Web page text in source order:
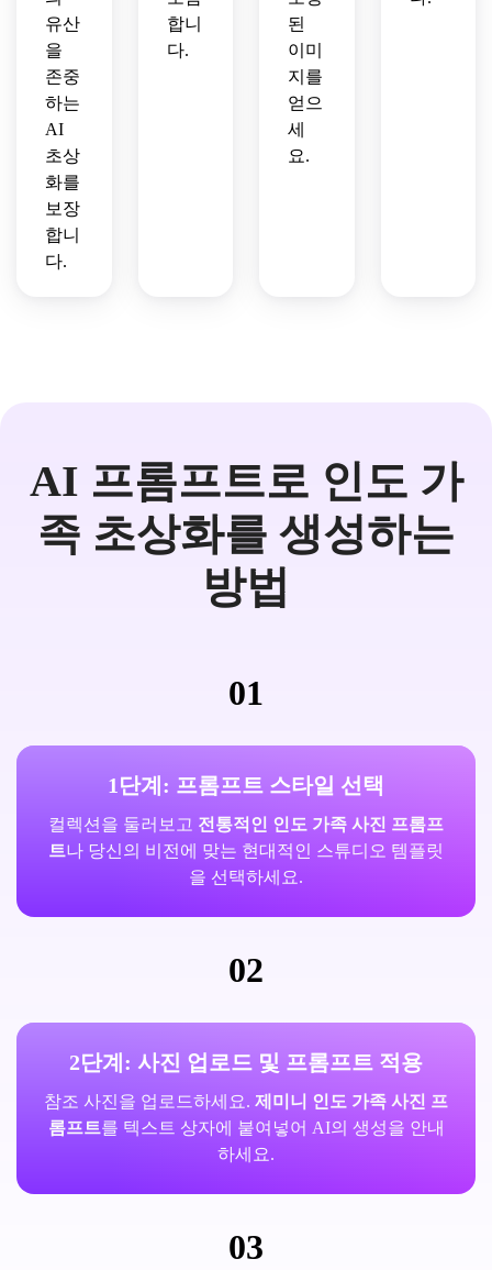
유산
을
존중
하는
AI
초상
화를
보장
합니
다.
합니
다.
된
이미
지를
얻으
세
요.
AI 프롬프트로 인도 가
족 초상화를 생성하는
방법
01
1단계: 프롬프트 스타일 선택
컬렉션을 둘러보고 전통적인 인도 가족 사진 프롬프
트나 당신의 비전에 맞는 현대적인 스튜디오 템플릿
을 선택하세요.
02
2단계: 사진 업로드 및 프롬프트 적용
참조 사진을 업로드하세요. 제미니 인도 가족 사진 프
롬프트를 텍스트 상자에 붙여넣어 AI의 생성을 안내
하세요.
03